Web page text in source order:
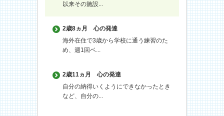
以来その施設...
2歳8ヵ月
心の発達
海外在住で3歳から学校に通う練習のた
め、週1回ベ...
2歳11ヵ月
心の発達
自分の納得いくようにできなかったとき
など、自分の...